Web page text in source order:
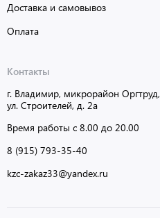
Доставка и самовывоз
Оплата
Контакты
г. Владимир, микрорайон Оргтруд,
ул. Строителей, д. 2а
Время работы с 8.00 до 20.00
8 (915) 793-35-40
kzc-zakaz33@yandex.ru